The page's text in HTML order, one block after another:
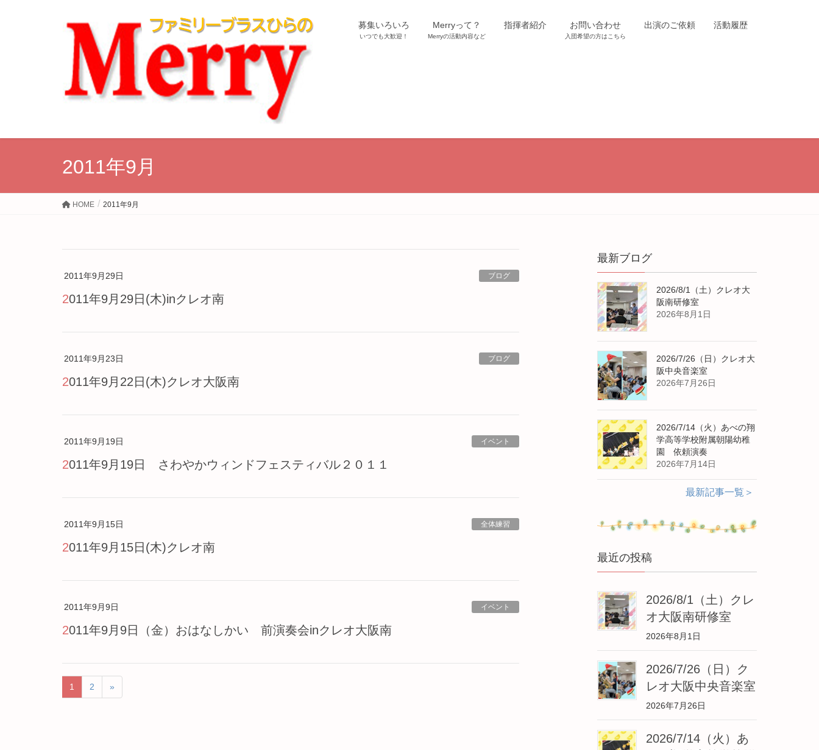
募集いろいろ
いつでも大歓迎！
Merryって？
Merryの活動内容など
指揮者紹介 お問い合わせ
入団希望の方はこちら
出演のご依頼 活動履歴
2011年9月
HOME 2011年9月
2011年9月29日 ブログ
2011年9月29日(木)inクレオ南
2011年9月23日 ブログ
2011年9月22日(木)クレオ大阪南
2011年9月19日 イベント
2011年9月19日 さわやかウィンドフェスティバル２０１１
2011年9月15日 全体練習
2011年9月15日(木)クレオ南
2011年9月9日 イベント
2011年9月9日（金）おはなしかい 前演奏会inクレオ大阪南
1 2 »
最新ブログ
2026/8/1（土）クレオ大
阪南研修室
2026年8月1日
2026/7/26（日）クレオ大
阪中央音楽室
2026年7月26日
2026/7/14（火）あべの翔
学高等学校附属朝陽幼稚
園 依頼演奏
2026年7月14日
最新記事一覧＞
最近の投稿
2026/8/1（土）クレ
オ大阪南研修室
2026年8月1日
2026/7/26（日）ク
レオ大阪中央音楽室
2026年7月26日
2026/7/14（火）あ